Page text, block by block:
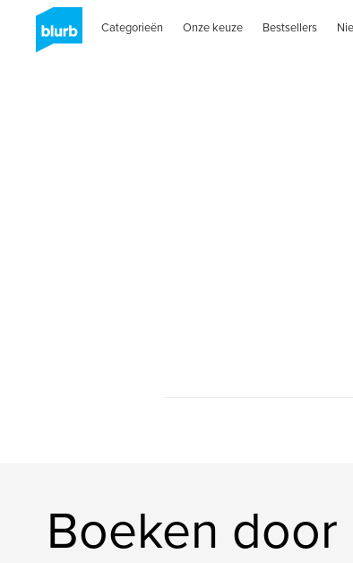
Categorieën Onze keuze Bestsellers
Boeken door